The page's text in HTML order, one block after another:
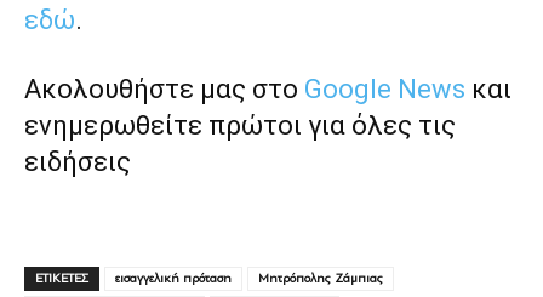
εδώ.
Ακολουθήστε μας στο Google News και
ενημερωθείτε πρώτοι για όλες τις
ειδήσεις
ΕΤΙΚΕΤΕΣ εισαγγελική πρόταση
Μητρόπολης Ζάμπιας